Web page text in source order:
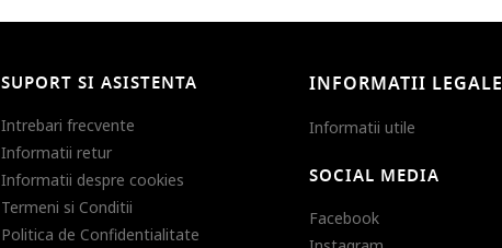
SUPORT SI ASISTENTA
Intrebari frecvente
Informatii retur
Informatii despre cookies
Termeni si Conditii
Politica de Confidentialitate
INFORMATII LEGALE
Informatii utile
SOCIAL MEDIA
Facebook